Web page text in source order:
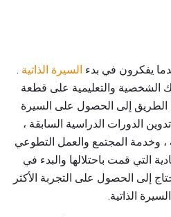
يفكرون في بدء السيرة الذاتية .
الشخصية والتعليمية على قطعة
إلى الحصول على السيرة
الدورات الدراسية السابقة ،
، وخدمة المجتمع والعمل التطوعي
التي قمت باحتلالها والبدء في
إلى الحصول على التجربة الأكثر
الذاتية.